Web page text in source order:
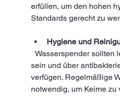
erfüllen, um den hohen
Standards gerecht zu
Hygiene und
sein und über
verfügen. Regelmäßige
notwendig, um Keime zu